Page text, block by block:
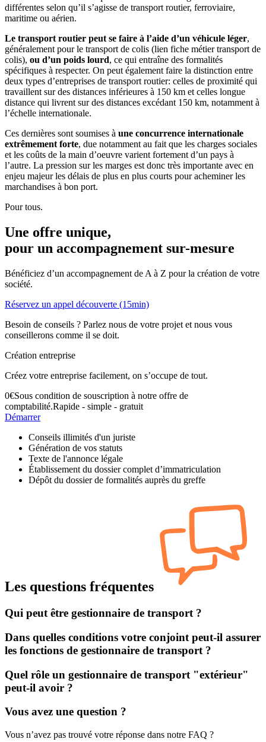
différentes selon qu’il s’agisse de transport routier, ferroviaire,
maritime ou aérien.
Le transport routier peut se faire à l’aide d’un véhicule léger,
généralement pour le transport de colis (lien fiche métier transport de
colis), ou d’un poids lourd, ce qui entraîne des formalités
spécifiques à respecter. On peut également faire la distinction entre
deux types d’entreprises de transport routier: celles de proximité qui
travaillent sur des distances inférieures à 150 km et celles longue
distance qui livrent sur des distances excédant 150 km, notamment à
l’échelle internationale.
Ces dernières sont soumises à une concurrence internationale
extrêmement forte, due notamment au fait que les charges sociales
et les coûts de la main d’oeuvre varient fortement d’un pays à
l’autre. La pression sur les marges est donc très importante avec en
enjeu majeur les délais de plus en plus courts pour acheminer les
marchandises à bon port.
Pour tous.
Une offre unique,
pour un accompagnement sur-mesure
Bénéficiez d’un accompagnement de A à Z pour la création de votre
société.
Réservez un appel découverte (15min)
Besoin de conseils ? Parlez nous de votre projet et nous vous
conseillerons comme il se doit.
Création entreprise
Créez votre entreprise facilement, on s’occupe de tout.
0€Sous condition de souscription à notre offre de
comptabilité.Rapide - simple - gratuit
Démarrer
Conseils illimités d'un juriste
Génération de vos statuts
Texte de l'annonce légale
Établissement du dossier complet d’immatriculation
Dépôt du dossier de formalités auprès du greffe
Les questions fréquentes
Qui peut être gestionnaire de transport ?
Dans quelles conditions votre conjoint peut-il assurer
les fonctions de gestionnaire de transport ?
Quel rôle un gestionnaire de transport "extérieur"
peut-il avoir ?
Vous avez une question ?
Vous n’avez pas trouvé votre réponse dans notre FAQ ?